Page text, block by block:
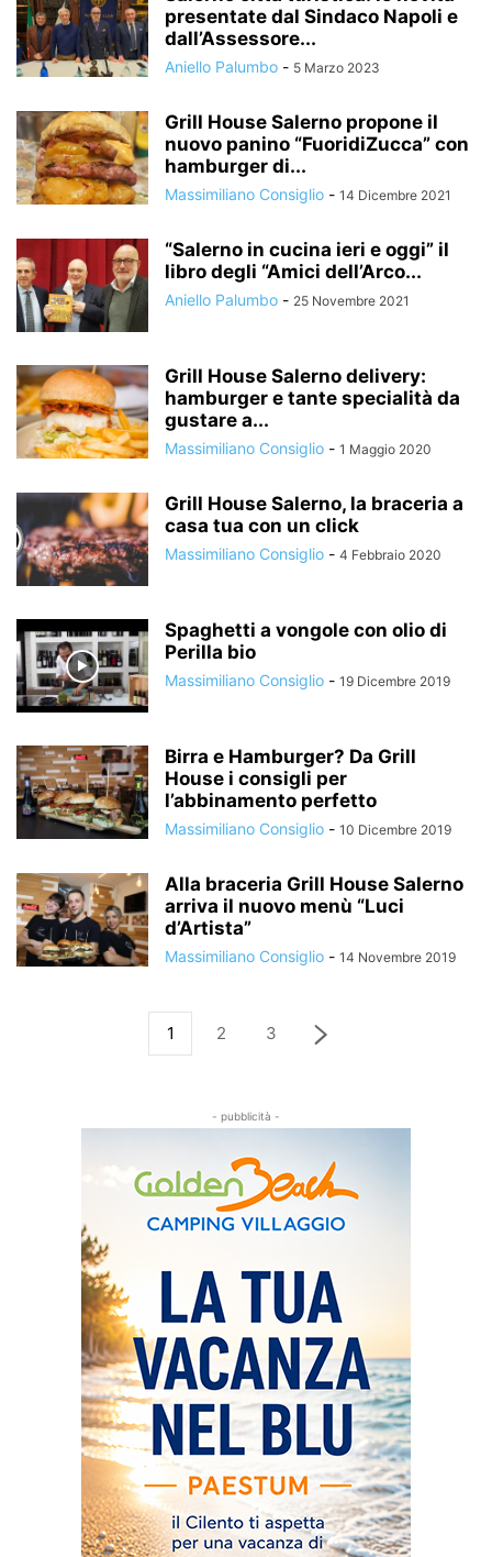
presentate dal Sindaco Napoli e
dall’Assessore...
Aniello Palumbo - 5 Marzo 2023
Grill House Salerno propone il
nuovo panino “FuoridiZucca” con
hamburger di...
Massimiliano Consiglio - 14 Dicembre 2021
“Salerno in cucina ieri e oggi” il
libro degli “Amici dell’Arco...
Aniello Palumbo - 25 Novembre 2021
Grill House Salerno delivery:
hamburger e tante specialità da
gustare a...
Massimiliano Consiglio - 1 Maggio 2020
Grill House Salerno, la braceria a
casa tua con un click
Massimiliano Consiglio - 4 Febbraio 2020
Spaghetti a vongole con olio di
Perilla bio
Massimiliano Consiglio - 19 Dicembre 2019
Birra e Hamburger? Da Grill
House i consigli per
l’abbinamento perfetto
Massimiliano Consiglio - 10 Dicembre 2019
Alla braceria Grill House Salerno
arriva il nuovo menù “Luci
d’Artista”
Massimiliano Consiglio - 14 Novembre 2019
1 2 3
- pubblicità -